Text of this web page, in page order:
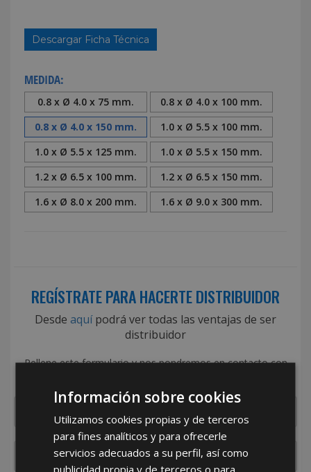
Descargar Ficha Técnica
MEDIDA:
0.8 x Ø 4.0 x 75 mm.
0.8 x Ø 4.0 x 100 mm.
0.8 x Ø 4.0 x 150 mm.
1.0 x Ø 5.5 x 100 mm.
1.0 x Ø 5.5 x 125 mm.
1.0 x Ø 5.5 x 150 mm.
1.2 x Ø 6.5 x 100 mm.
1.2 x Ø 6.5 x 150 mm.
1.6 x Ø 8.0 x 200 mm.
1.6 x Ø 9.0 x 300 mm.
REGÍSTRATE PARA HACERTE DISTRIBUIDOR
Desde aquípodrá ver todas las ventajas de ser
distribuidor
Rellene este formulario y nos pondremos en contacto con
Información sobre cookies
Utilizamos cookies propias y de terceros
para fines analíticos y para ofrecerle
servicios adecuados a su perfil, así como
publicidad propia y de terceros o para